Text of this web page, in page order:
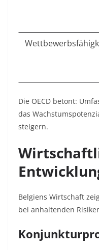
Die OECD betont:
das
steigern.
Belgiens Wirtschaft
bei anhaltenden